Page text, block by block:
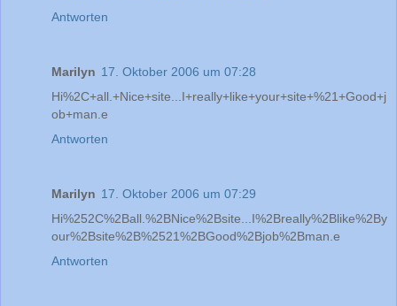
Antworten
Marilyn 17. Oktober 2006 um 07:28
Hi%2C+all.+Nice+site...I+really+like+your+site+%21+Good+j
ob+man.e
Antworten
Marilyn 17. Oktober 2006 um 07:29
Hi%252C%2Ball.%2BNice%2Bsite...I%2Breally%2Blike%2By
our%2Bsite%2B%2521%2BGood%2Bjob%2Bman.e
Antworten